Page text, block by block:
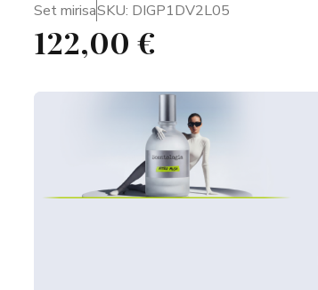
Set mirisaSKU: DIGP1DV2L05
122,00 €